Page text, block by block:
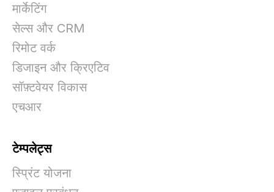
मार्केटिंग
सेल्स और CRM
रिमोट वर्क
डिजाइन और क्रिएटिव
सॉफ़्टवेयर विकास
एचआर
टेम्पलेट्स
स्प्रिंट योजना